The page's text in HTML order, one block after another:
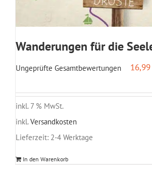
Wanderungen für die
Ungeprüfte Gesamtbewertungen
inkl. 7 % MwSt.
inkl.Versandkosten
Lieferzeit: 2-4 Werktage
In den Warenkorb